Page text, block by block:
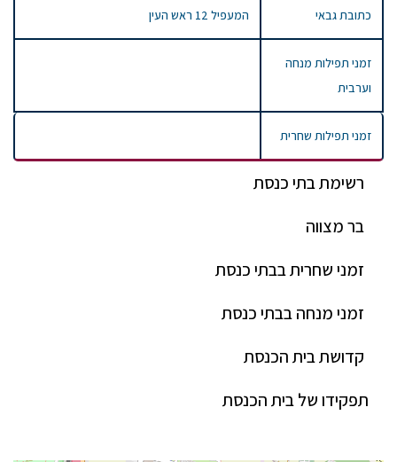
רשימת בתי כנסת
בר מצווה
זמני שחרית בבתי כנסת
זמני מנחה בבתי כנסת
קדושת בית הכנסת
תפקידו של בית הכנסת
כתובת גבאי המעפיל 12 ראש העין
זמני תפילות מנחה
וערבית
זמני תפילות שחרית